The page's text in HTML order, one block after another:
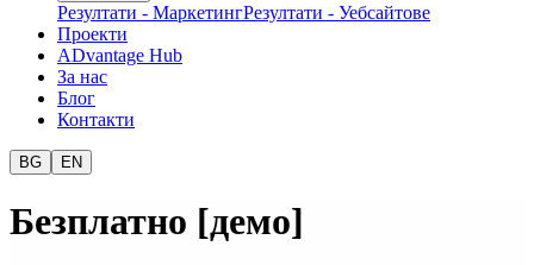
Резултати - МаркетингРезултати - Уебсайтове
Проекти
ADvantage Hub
За нас
Блог
Контакти
BG EN
Безплатно [демо]